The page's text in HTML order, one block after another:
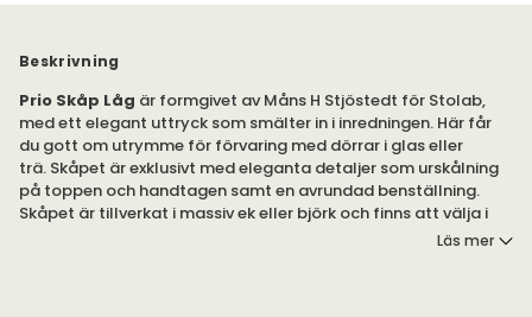
Beskrivning
Prio Skåp Låg är formgivet av Måns H Stjöstedt för Stolab,
med ett elegant uttryck som smälter in i inredningen. Här får
du gott om utrymme för förvaring med dörrar i glas eller
trä. Skåpet är exklusivt med eleganta detaljer som urskålning
på toppen och handtagen samt en avrundad benställning.
Skåpet är tillverkat i massiv ek eller björk och finns att välja i
Läs mer